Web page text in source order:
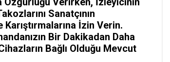
Sanatçının
İzin Verin.
Bir Dakikadan Daha
Bağlı Olduğu Mevcut